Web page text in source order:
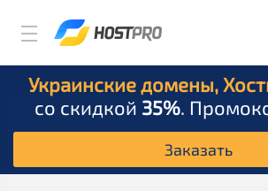
Украинские домены,
со скидкой 35%.
Заказать